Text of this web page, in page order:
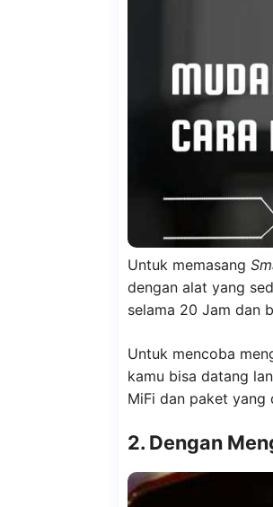
Untuk memasang
dengan alat yang
selama 20 Jam dan
Untuk mencoba
kamu bisa datang
MiFi dan paket yang
2. Dengan